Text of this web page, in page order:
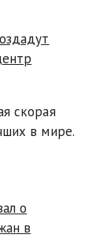
скорая
в мире.
о
в